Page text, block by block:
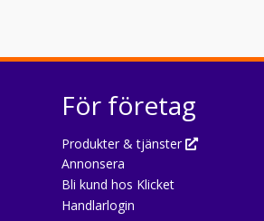
För företag
Produkter & tjänster
Annonsera
Bli kund hos Klicket
Handlarlogin